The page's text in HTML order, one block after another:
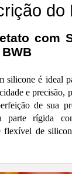
do
com
silicone é ideal
e precisão,
de sua
parte rígida
flexível de